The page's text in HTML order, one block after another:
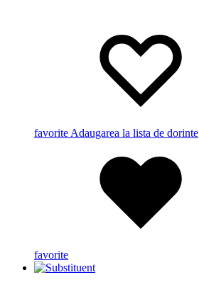
favorite Adaugarea la lista de dorinte
favorite